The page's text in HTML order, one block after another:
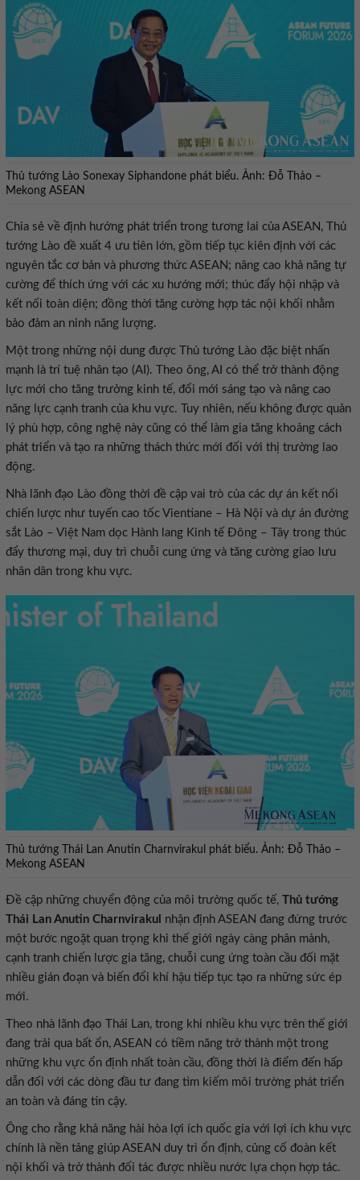
Thủ tướng Lào Sonexay Siphandone phát biểu. Ảnh: Đỗ Thảo –
Mekong ASEAN
Chia sẻ về định hướng phát triển trong tương lai của ASEAN, Thủ
tướng Lào đề xuất 4 ưu tiên lớn, gồm tiếp tục kiên định với các
nguyên tắc cơ bản và phương thức ASEAN; nâng cao khả năng tự
cường để thích ứng với các xu hướng mới; thúc đẩy hội nhập và
kết nối toàn diện; đồng thời tăng cường hợp tác nội khối nhằm
bảo đảm an ninh năng lượng.
Một trong những nội dung được Thủ tướng Lào đặc biệt nhấn
mạnh là trí tuệ nhân tạo (AI). Theo ông, AI có thể trở thành động
lực mới cho tăng trưởng kinh tế, đổi mới sáng tạo và nâng cao
năng lực cạnh tranh của khu vực. Tuy nhiên, nếu không được quản
lý phù hợp, công nghệ này cũng có thể làm gia tăng khoảng cách
phát triển và tạo ra những thách thức mới đối với thị trường lao
động.
Nhà lãnh đạo Lào đồng thời đề cập vai trò của các dự án kết nối
chiến lược như tuyến cao tốc Vientiane – Hà Nội và dự án đường
sắt Lào – Việt Nam dọc Hành lang Kinh tế Đông – Tây trong thúc
đẩy thương mại, duy trì chuỗi cung ứng và tăng cường giao lưu
nhân dân trong khu vực.
Thủ tướng Thái Lan Anutin Charnvirakul phát biểu. Ảnh: Đỗ Thảo –
Mekong ASEAN
Đề cập những chuyển động của môi trường quốc tế, Thủ tướng
Thái Lan Anutin Charnvirakul nhận định ASEAN đang đứng trước
một bước ngoặt quan trọng khi thế giới ngày càng phân mảnh,
cạnh tranh chiến lược gia tăng, chuỗi cung ứng toàn cầu đối mặt
nhiều gián đoạn và biến đổi khí hậu tiếp tục tạo ra những sức ép
mới.
Theo nhà lãnh đạo Thái Lan, trong khi nhiều khu vực trên thế giới
đang trải qua bất ổn, ASEAN có tiềm năng trở thành một trong
những khu vực ổn định nhất toàn cầu, đồng thời là điểm đến hấp
dẫn đối với các dòng đầu tư đang tìm kiếm môi trường phát triển
an toàn và đáng tin cậy.
Ông cho rằng khả năng hài hòa lợi ích quốc gia với lợi ích khu vực
chính là nền tảng giúp ASEAN duy trì ổn định, củng cố đoàn kết
nội khối và trở thành đối tác được nhiều nước lựa chọn hợp tác.